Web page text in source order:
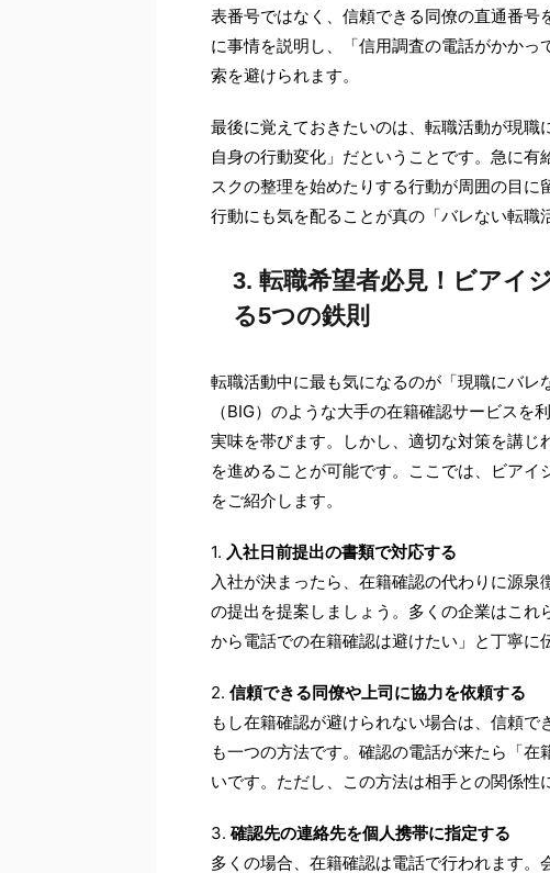
表番号ではなく、信頼できる同僚の直通番
に事情を説明し、「信用調査の電話がかか
索を避けられます。
最後に覚えておきたいのは、転職活動が現
自身の行動変化」だということです。急に
スクの整理を始めたりする行動が周囲の目
行動にも気を配ることが真の「バレない転職
3. 転職希望者必見！ビアイ
る5つの鉄則
転職活動中に最も気になるのが「現職にバ
（BIG）のような大手の在籍確認サービス
実味を帯びます。しかし、適切な対策を講
を進めることが可能です。ここでは、ビア
をご紹介します。
1. 入社日前提出の書類で対応する
入社が決まったら、在籍確認の代わりに源
の提出を提案しましょう。多くの企業はこ
から電話での在籍確認は避けたい」と丁寧に
2. 信頼できる同僚や上司に協力を依頼する
もし在籍確認が避けられない場合は、信頼
も一つの方法です。確認の電話が来たら「
いです。ただし、この方法は相手との関係性
3. 確認先の連絡先を個人携帯に指定する
多くの場合、在籍確認は電話で行われます